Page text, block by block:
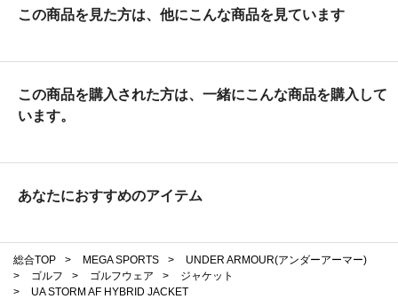
この商品を見た方は、他にこんな商品を見ています
この商品を購入された方は、一緒にこんな商品を購入して
います。
あなたにおすすめのアイテム
総合TOP > MEGA SPORTS >
UNDER ARMOUR(アンダーアーマー)
>
ゴルフ > ゴルフウェア >
ジャケット
>
UA STORM AF HYBRID JACKET